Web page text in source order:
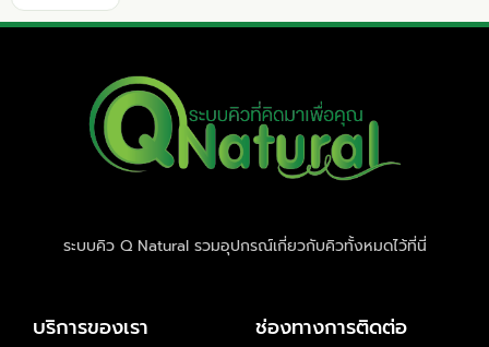
ระบบคิว Q Natural รวมอุปกรณ์เกี่ยวกับคิวทั้งหมดไว้ที่นี่
บริการของเรา ช่องทางการติดต่อ